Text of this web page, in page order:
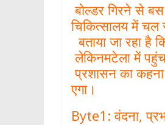
बोल्डर गिरने से
चिकित्सालय में चल
बताया जा रहा
लेकिनमटेला में
प्रशासन का
एगा।
Byte1: वंदना,